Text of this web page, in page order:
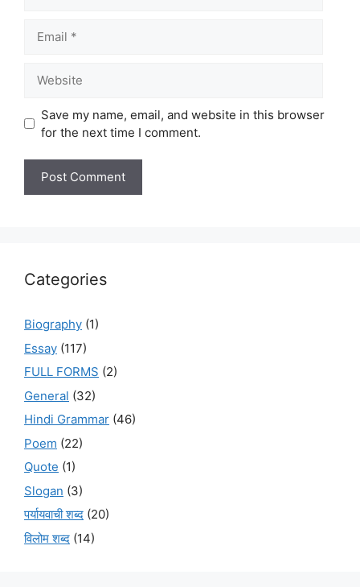
Save my name, email, and website in this browser
for the next time I comment.
Categories
Biography (1)
Essay (117)
FULL FORMS (2)
General (32)
Hindi Grammar (46)
Poem (22)
Quote (1)
Slogan (3)
पर्यायवाची शब्द (20)
विलोम शब्द (14)